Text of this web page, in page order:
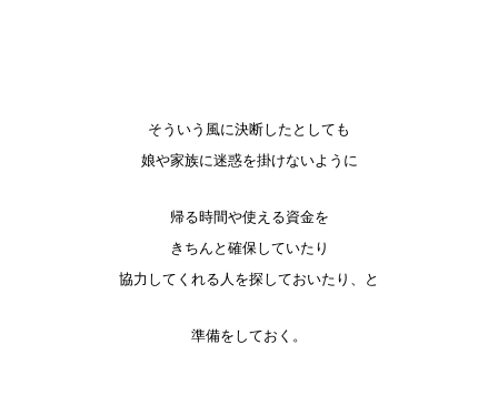
そういう風に決断したとしても
娘や家族に迷惑を掛けないように
帰る時間や使える資金を
きちんと確保していたり
協力してくれる人を探しておいたり、と
準備をしてお く。